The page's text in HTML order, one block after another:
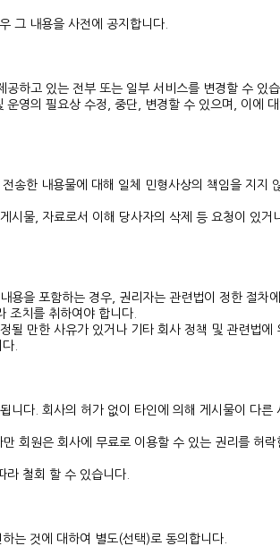
그 내용을 사전에 공지합니다.
하고 있는 전부 또는 일부 서비스를 변경할 수 있습
영의 필요상 수정, 중단, 변경할 수 있으며, 이에
한 내용물에 대해 일체 민형사상의 책임을 지지
시물, 자료로서 이해 당사자의 삭제 등 요청이 있거
을 포함하는 경우, 권리자는 관련법이 정한 절차에
조치를 취하여야 합니다.
만한 사유가 있거나 기타 회사 정책 및 관련법에
.
다. 회사의 허가 없이 타인에 의해 게시물이 다른
회원은 회사에 무료로 이용할 수 있는 권리를 허락
철회 할 수 있습니다.
는 것에 대하여 별도(선택)로 동의합니다.